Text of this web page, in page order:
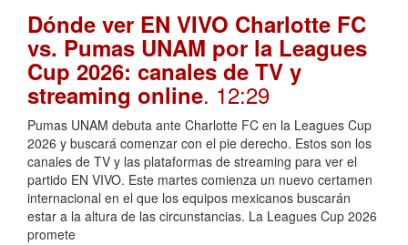
Dónde ver EN VIVO Charlotte FC
vs. Pumas UNAM por la Leagues
Cup 2026: canales de TV y
streaming online. 12:29
Pumas UNAM debuta ante Charlotte FC en la Leagues Cup
2026 y buscará comenzar con el pie derecho. Estos son los
canales de TV y las plataformas de streaming para ver el
partido EN VIVO. Este martes comienza un nuevo certamen
internacional en el que los equipos mexicanos buscarán
estar a la altura de las circunstancias. La Leagues Cup 2026
promete